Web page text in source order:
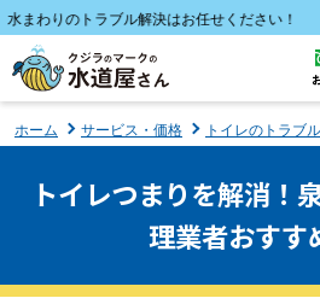
りのトラブル解決はお任せください！
ホーム サービス・価格 トイレのトラブル
トイレつまりを解消！
理業者おすす